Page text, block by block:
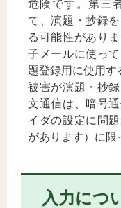
危険です。第三
て、演題・抄録
る可能性があり
子メールに使っ
題登録用に使用す
被害が演題・抄
文通信は、暗号
イダの設定に問
があります）に限
入力につ